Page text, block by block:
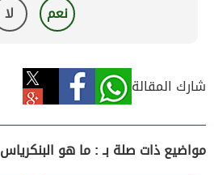
نعم لا
شارك المقالة
مواضيع ذات صلة بـ : ما هو البنكرياس